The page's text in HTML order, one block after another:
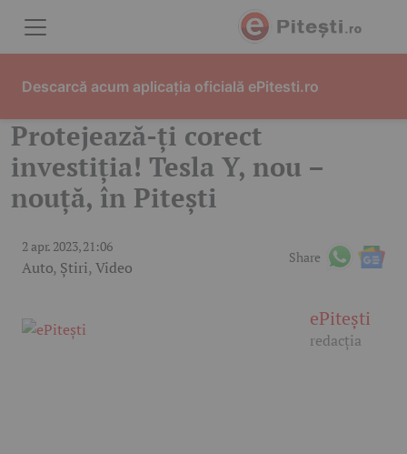
Protejează-ți corect
investiția! Tesla Y, nou –
nouță, în Pitești
2 apr. 2023, 21:06
Auto, Știri,Video
Share
ePitești
redacția
Descarcă acum aplicația oficială ePitesti.ro